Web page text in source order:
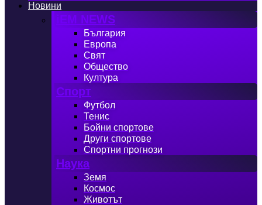
Новини
iEM NEWS
България
Европа
Свят
Общество
Култура
Спорт
Футбол
Тенис
Бойни спортове
Други спортове
Спортни прогнози
Наука
Земя
Космос
Животът